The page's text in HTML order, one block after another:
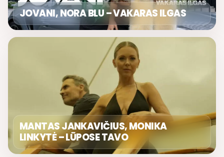
JOVANI, NORA BLU – VAKARAS ILGAS
MANTAS JANKAVIČIUS, MONIKA
LINKYTĖ – LŪPOSE TAVO